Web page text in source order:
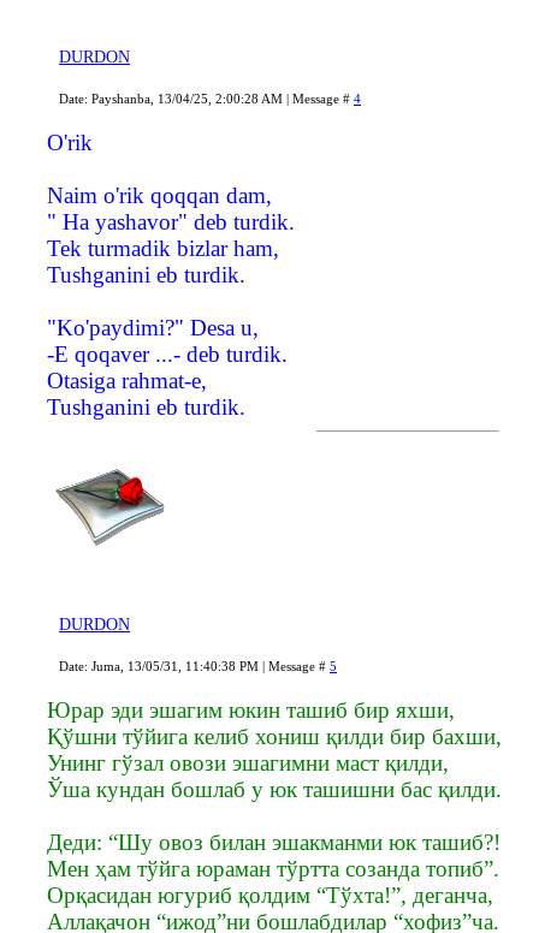
DURDON
Date: Payshanba, 13/04/25, 2:00:28 AM | Message # 4
O'rik
Naim o'rik qoqqan dam,
" Ha yashavor" deb turdik.
Tek turmadik bizlar ham,
Tushganini eb turdik.
"Ko'paydimi?" Desa u,
-E qoqaver ...- deb turdik.
Otasiga rahmat-e,
Tushganini eb turdik.
DURDON
Date: Juma, 13/05/31, 11:40:38 PM | Message # 5
Юрар эди эшагим юкин ташиб бир яхши,
Қўшни тўйига келиб хониш қилди бир бахши,
Унинг гўзал овози эшагимни маст қилди,
Ўша кундан бошлаб у юк ташишни бас қилди.
Деди: “Шу овоз билан эшакманми юк ташиб?!
Мен ҳам тўйга юраман тўртта созанда топиб”.
Орқасидан югуриб қолдим “Тўхта!”, деганча,
Аллақачон “ижод”ни бошлабдилар “хофиз”ча.